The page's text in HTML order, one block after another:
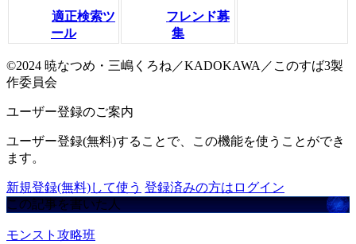
適正検索ツ
ール
フレンド募
集
©2024 暁なつめ・三嶋くろね／KADOKAWA／このすば3製
作委員会
ユーザー登録のご案内
ユーザー登録(無料)することで、この機能を使うことができ
ます。
新規登録(無料)して使う 登録済みの方はログイン
この記事を書いた人
モンスト攻略班